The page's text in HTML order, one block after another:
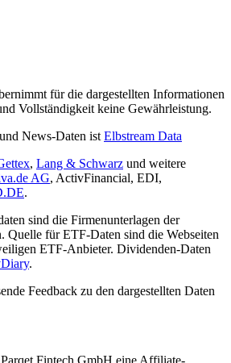
für die dargestellten Informationen
Vollständigkeit keine Gewährleistung.
News-Daten ist Elbstream Data
, Lang & Schwarz und weitere
AG, ActivFinancial, EDI,
.
sind die Firmenunterlagen der
Quelle für ETF-Daten sind die Webseiten
ETF-Anbieter. Dividenden-Daten
.
Feedback zu den dargestellten Daten
Fintech GmbH eine Affiliate-